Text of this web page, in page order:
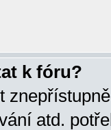
k fóru?
atd.